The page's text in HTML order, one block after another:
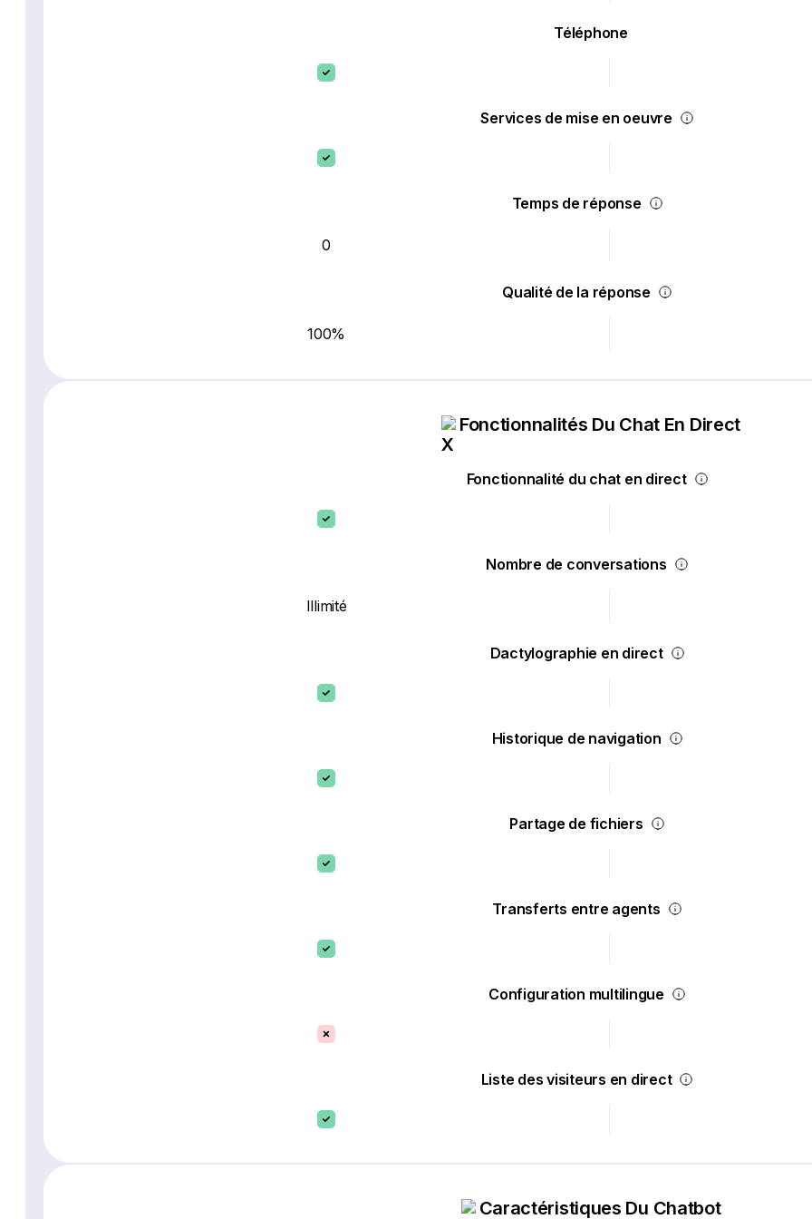
Téléphone
Services de mise en oeuvre
Temps de réponse
0
Qualité de la réponse
100%
Fonctionnalités Du Chat En Direct
Fonctionnalité du chat en direct
Nombre de conversations
Illimité
Dactylographie en direct
Historique de navigation
Partage de fichiers
Transferts entre agents
Configuration multilingue
Liste des visiteurs en direct
Caractéristiques Du Chatbot